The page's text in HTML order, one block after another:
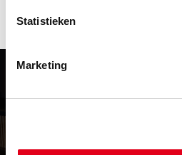
Statistieken
Marketing